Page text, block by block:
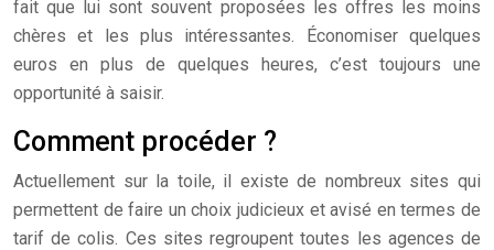
fait que lui sont souvent proposées les offres les moins
chères et les plus intéressantes. Économiser quelques
euros en plus de quelques heures, c’est toujours une
opportunité à saisir.
Comment procéder ?
Actuellement sur la toile, il existe de nombreux sites qui
permettent de faire un choix judicieux et avisé en termes de
tarif de colis. Ces sites regroupent toutes les agences de